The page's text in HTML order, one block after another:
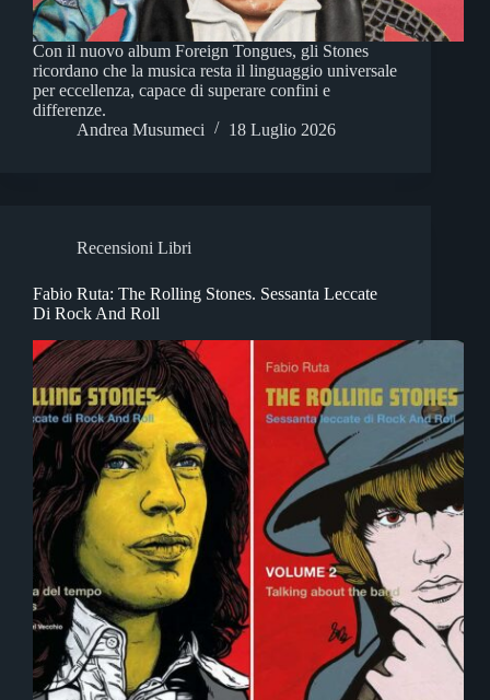
Con il nuovo album Foreign Tongues, gli Stones
ricordano che la musica resta il linguaggio universale
per eccellenza, capace di superare confini e
differenze.
Andrea Musumeci
18 Luglio 2026
Recensioni Libri
Fabio Ruta: The Rolling Stones. Sessanta Leccate
Di Rock And Roll